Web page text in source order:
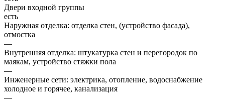
Двери входной группы
есть
Наружная отделка: отделка стен, (устройство фасада),
отмостка
—
Внутренняя отделка: штукатурка стен и перегородок по
маякам, устройство стяжки пола
—
Инженерные сети: электрика, отопление, водоснабжение
холодное и горячее, канализация
—